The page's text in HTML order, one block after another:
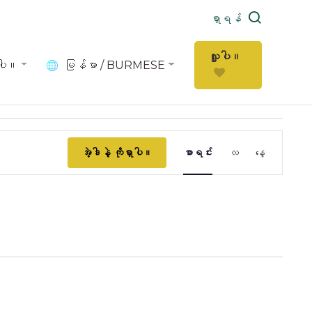
ရှာရန်
။ မြန်မာ / BURMESE
လှူပါ။
အဲ့ဒါနဲ့ ကိုရှာပါ။
Views
စာရင်း လ နေ့